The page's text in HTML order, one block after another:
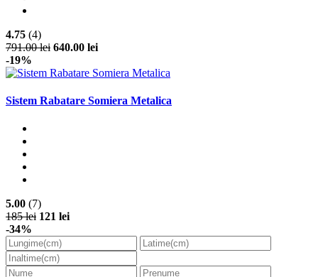
4.75 (4)
791.00 lei 640.00 lei
-19%
Sistem Rabatare Somiera Metalica
5.00 (7)
185 lei 121 lei
-34%